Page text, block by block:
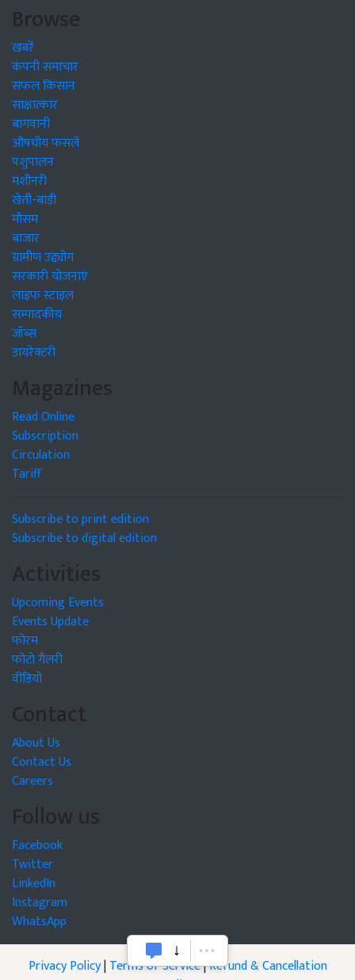
Browse
खबरें
कंपनी समाचार
सफल किसान
साक्षात्कार
बागवानी
औषधीय फसलें
पशुपालन
मशीनरी
खेती-बाड़ी
मौसम
बाजार
ग्रामीण उद्द्योग
सरकारी योजनाएं
लाइफ स्टाइल
सम्पादकीय
जॉब्स
डायरेक्टरी
Magazines
Read Online
Subscription
Circulation
Tariff
Subscribe to print edition
Subscribe to digital edition
Activities
Upcoming Events
Events Update
फोरम
फोटो गैलरी
वीडियो
Contact
About Us
Contact Us
Careers
Follow us
Facebook
Twitter
LinkedIn
Instagram
WhatsApp
Privacy Policy|Terms of Service|Refund & Cancellation